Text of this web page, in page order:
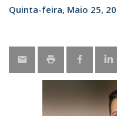
Quinta-feira, Maio 25,